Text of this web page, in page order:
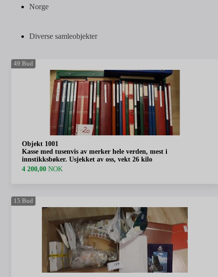
Norge
Diverse samleobjekter
49 Bud
Objekt 1001
Kasse med tusenvis av merker hele verden, mest i
innstikksbøker. Usjekket av oss, vekt 26 kilo
4 200,00 NOK
15 Bud